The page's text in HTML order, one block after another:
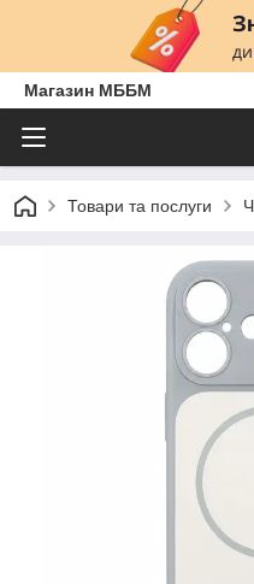
Магазин МББМ
Товари та послуги